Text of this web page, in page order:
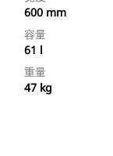
600 mm
容量
61 l
重量
47 kg